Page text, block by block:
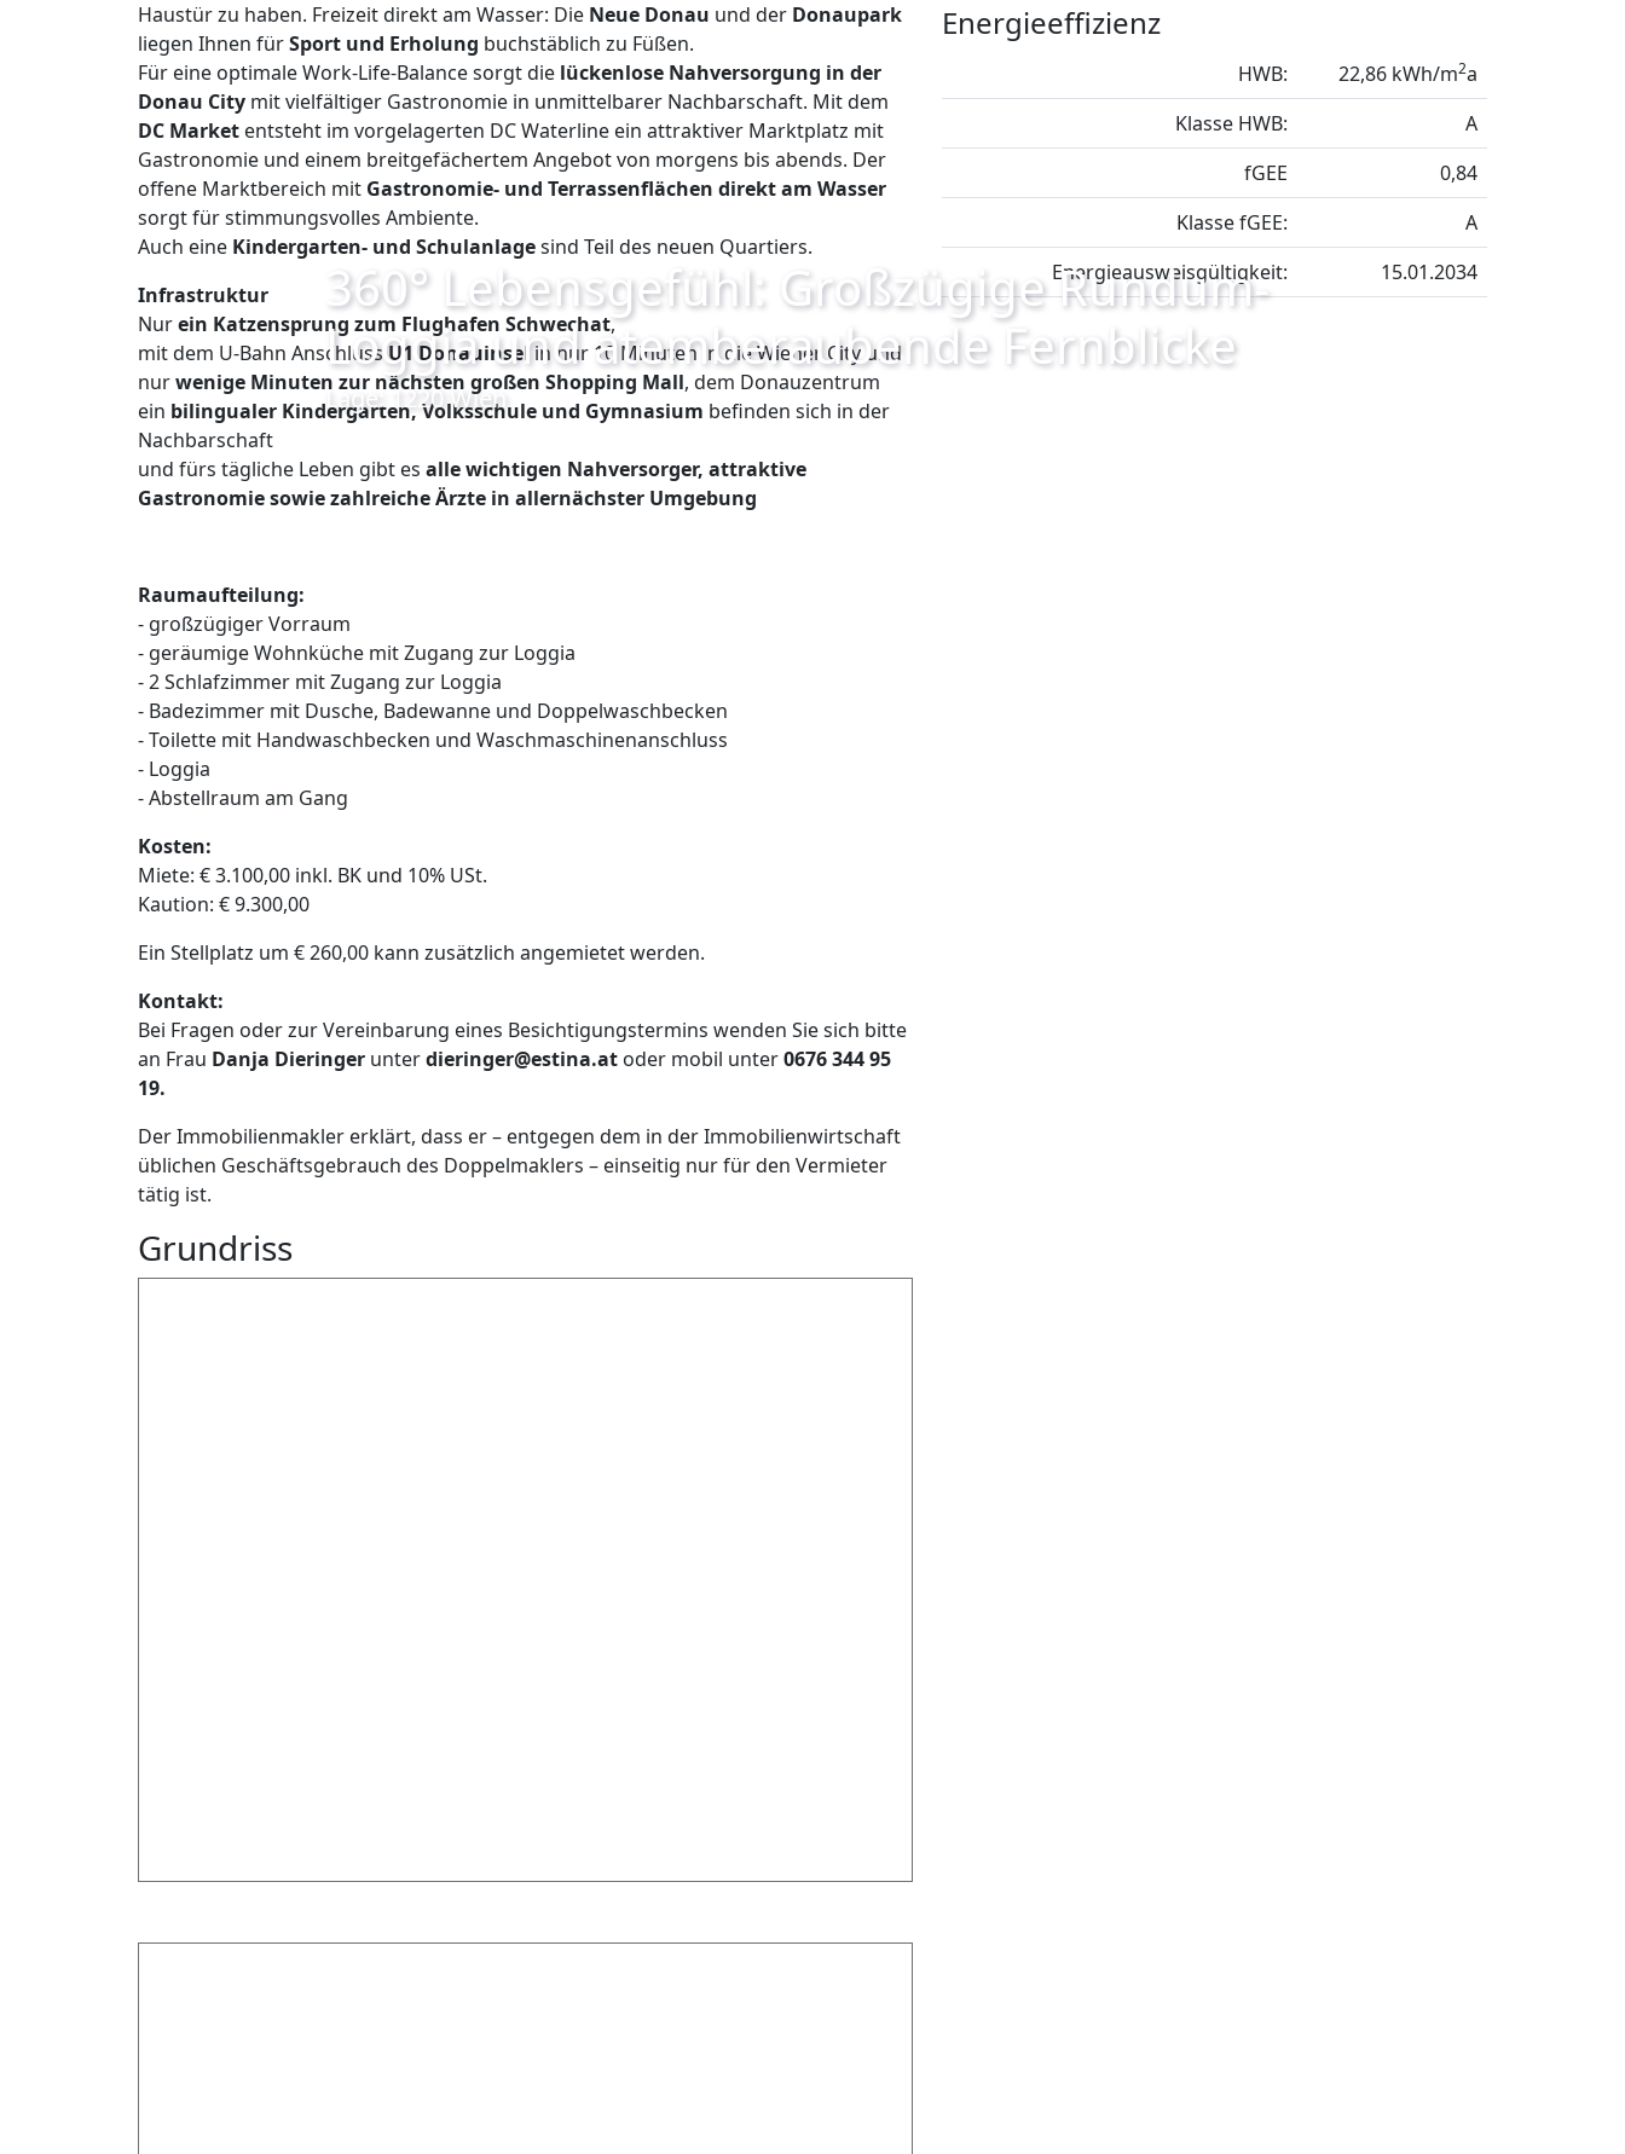
360° Lebensgefühl: Großzügige Rundum-
Loggia und atemberaubende Fernblicke
Lage: 1220 Wien
Haustür zu haben. Freizeit direkt am Wasser: Die Neue Donau und der Donaupark
liegen Ihnen fürSport und Erholung buchstäblich zu Füßen.
Für eine optimale Work-Life-Balance sorgt die lückenlose Nahversorgung in der
Donau City mit vielfältiger Gastronomie in unmittelbarer Nachbarschaft. Mit dem
DC Market entsteht im vorgelagerten DC Waterline ein attraktiver Marktplatz mit
Gastronomie und einem breitgefächertem Angebot von morgens bis abends. Der
offene Marktbereich mit Gastronomie- und Terrassenflächen direkt am Wasser
sorgt für stimmungsvolles Ambiente.
Auch eine Kindergarten- und Schulanlagesind Teil des neuen Quartiers.
Infrastruktur
Nurein Katzensprung zum Flughafen Schwechat,
mit dem U-Bahn AnschlussU1 Donauinselin nur 10 Minuten in die Wiener City und
nurwenige Minuten zur nächsten großen Shopping Mall, dem Donauzentrum
ein bilingualer Kindergarten, Volksschule und Gymnasium befinden sich in der
Nachbarschaft
und fürs tägliche Leben gibt es alle wichtigen Nahversorger, attraktive
Gastronomie sowie zahlreiche Ärzte in allernächster Umgebung
Raumaufteilung:
- großzügiger Vorraum
- geräumige Wohnküche mit Zugang zur Loggia
- 2 Schlafzimmer mit Zugang zur Loggia
- Badezimmer mit Dusche, Badewanne und Doppelwaschbecken
- Toilette mit Handwaschbecken und Waschmaschinenanschluss
- Loggia
- Abstellraum am Gang
Kosten:
Miete: € 3.100,00 inkl. BK und 10% USt.
Kaution: € 9.300,00
Ein Stellplatz um € 260,00 kann zusätzlich angemietet werden.
Kontakt:
Bei Fragen oder zur Vereinbarung eines Besichtigungstermins wenden Sie sich bitte
an Frau Danja Dieringer unterdieringer@estina.at oder mobil unter0676 344 95
19.
Der Immobilienmakler erklärt, dass er – entgegen dem in der Immobilienwirtschaft
üblichen Geschäftsgebrauch des Doppelmaklers – einseitig nur für den Vermieter
tätig ist.
Grundriss
Energieeffizienz
HWB: 22,86 kWh/m2a
Klasse HWB:
A
fGEE
0,84
Klasse fGEE:
A
Energieausweisgültigkeit:
15.01.2034